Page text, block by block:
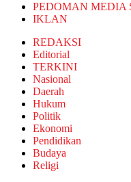
PEDOMAN MEDIA
IKLAN
REDAKSI
Editorial
TERKINI
Nasional
Daerah
Hukum
Politik
Ekonomi
Pendidikan
Budaya
Religi